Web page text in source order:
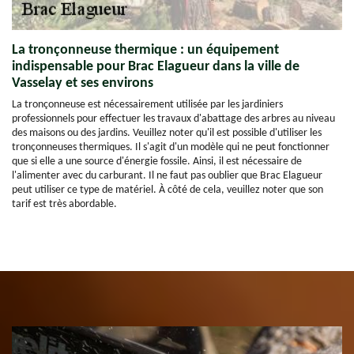
La tronçonneuse thermique : un équipement
indispensable pour Brac Elagueur dans la ville de
Vasselay et ses environs
La tronçonneuse est nécessairement utilisée par les jardiniers
professionnels pour effectuer les travaux d'abattage des arbres au niveau
des maisons ou des jardins. Veuillez noter qu'il est possible d'utiliser les
tronçonneuses thermiques. Il s'agit d'un modèle qui ne peut fonctionner
que si elle a une source d'énergie fossile. Ainsi, il est nécessaire de
l'alimenter avec du carburant. Il ne faut pas oublier que Brac Elagueur
peut utiliser ce type de matériel. À côté de cela, veuillez noter que son
tarif est très abordable.